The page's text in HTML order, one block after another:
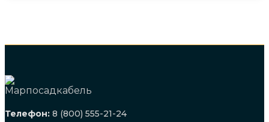
Телефон: 8 (800) 555-21-24